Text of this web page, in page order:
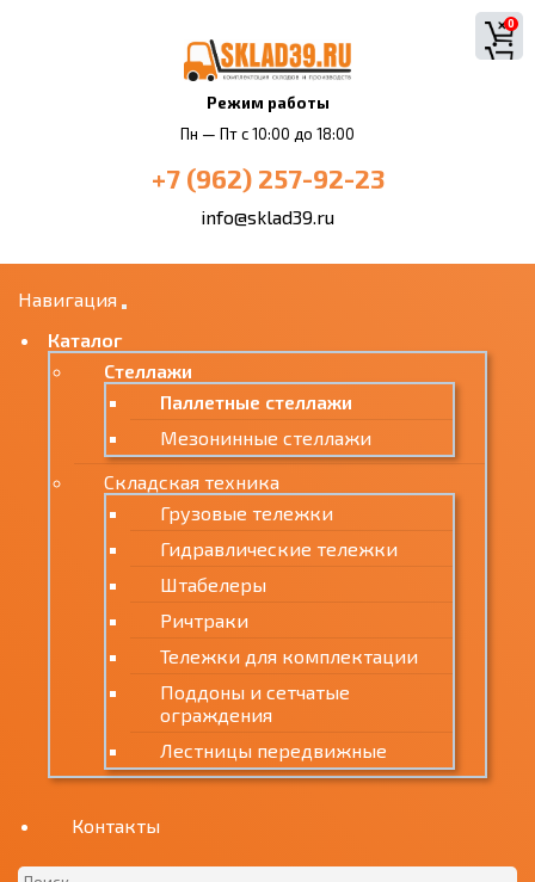
Режим работы
Пн — Пт с 10:00 до 18:00
0
+7 (962) 257-92-23
info@sklad39.ru
Навигация
Каталог
Стеллажи
Паллетные стеллажи
Мезонинные стеллажи
Складская техника
Грузовые тележки
Гидравлические тележки
Штабелеры
Ричтраки
Тележки для комплектации
Поддоны и сетчатые
ограждения
Лестницы передвижные
Контакты